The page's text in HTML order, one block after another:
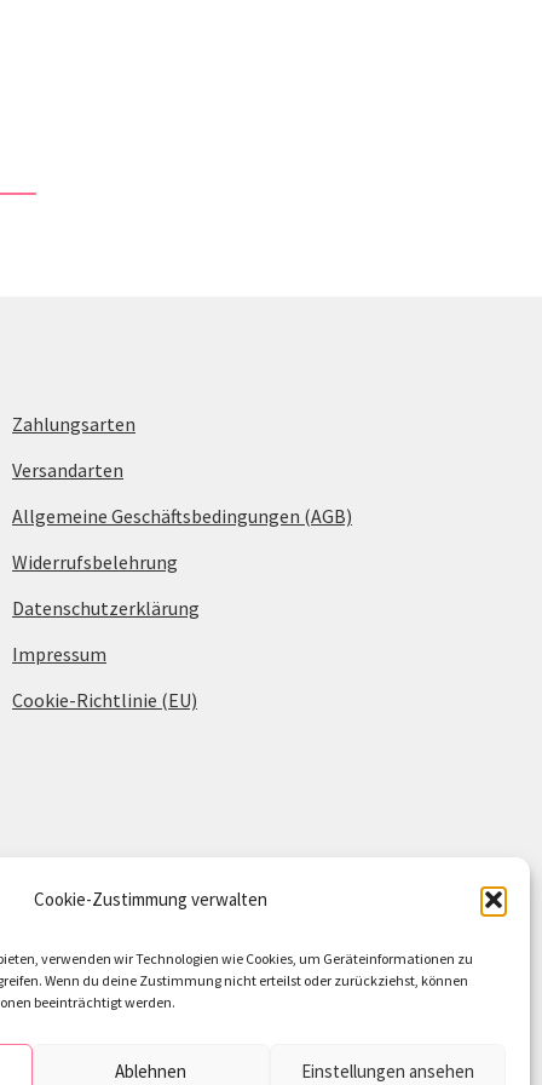
Cookie-Zustimmung verwalten
verwenden wir Technologien wie Cookies, um Geräteinformationen zu
Wenn du deine Zustimmung nicht erteilst oder zurückziehst, können
beeinträchtigt werden.
Ablehnen Einstellungen ansehen
Zahlungsarten
Versandarten
Allgemeine Geschäftsbedingungen (AGB)
Widerrufsbelehrung
Datenschutzerklärung
Impressum
Cookie-Richtlinie (EU)